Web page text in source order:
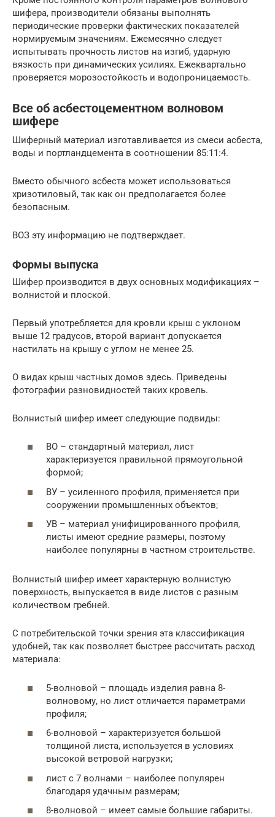
шифера, производители обязаны выполнять
периодические проверки фактических показателей
нормируемым значениям. Ежемесячно следует
испытывать прочность листов на изгиб, ударную
вязкость при динамических усилиях. Ежеквартально
проверяется морозостойкость и водопроницаемость.
Все об асбестоцементном волновом
шифере
Шиферный материал изготавливается из смеси асбеста,
воды и портландцемента в соотношении 85:11:4.
Вместо обычного асбеста может использоваться
хризотиловый, так как он предполагается более
безопасным.
ВОЗ эту информацию не подтверждает.
Формы выпуска
Шифер производится в двух основных модификациях –
волнистой и плоской.
Первый употребляется для кровли крыш с уклоном
выше 12 градусов, второй вариант допускается
настилать на крышу с углом не менее 25.
О видах крыш частных домов здесь. Приведены
фотографии разновидностей таких кровель.
Волнистый шифер имеет следующие подвиды:
ВО – стандартный материал, лист
характеризуется правильной прямоугольной
формой;
ВУ – усиленного профиля, применяется при
сооружении промышленных объектов;
УВ – материал унифицированного профиля,
листы имеют средние размеры, поэтому
наиболее популярны в частном строительстве.
Волнистый шифер имеет характерную волнистую
поверхность, выпускается в виде листов с разным
количеством гребней.
С потребительской точки зрения эта классификация
удобней, так как позволяет быстрее рассчитать расход
материала:
5-волновой – площадь изделия равна 8-
волновому, но лист отличается параметрами
профиля;
6-волновой – характеризуется большой
толщиной листа, используется в условиях
высокой ветровой нагрузки;
лист с 7 волнами – наиболее популярен
благодаря удачным размерам;
8-волновой – имеет самые большие габариты.